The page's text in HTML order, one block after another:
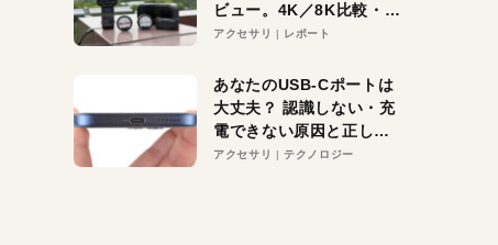
ビュー。4K／8K比較・ズ
ーム・夜間撮影をチェッ
アクセサリ レポート
あなたのUSB-Cポートは
大丈夫？ 認識しない・充
電できない原因と正しい
対策
アクセサリ テクノロジー